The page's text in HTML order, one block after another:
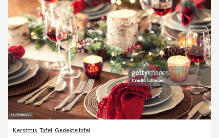
Kerstmis Tafel Gedekte tafel